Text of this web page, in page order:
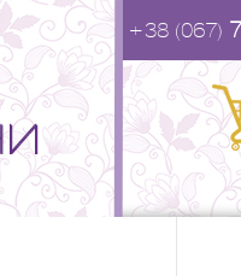
+38 (067)